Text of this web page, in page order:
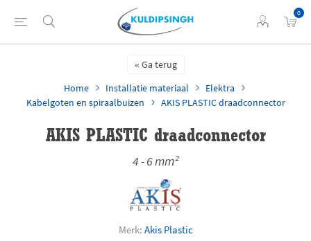
0
Ga terug
Home
Installatie materiaal
Elektra
Kabelgoten en spiraalbuizen
AKIS PLASTIC draadconnector
AKIS PLASTIC draadconnector
4 - 6 mm²
Merk: Akis Plastic